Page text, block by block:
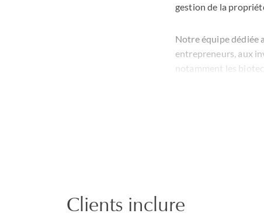
gestion de la
Notre équipe dédiée
entrepreneurs, aux
notamment les
De la création à la
vie et les exigences
Clients inclure